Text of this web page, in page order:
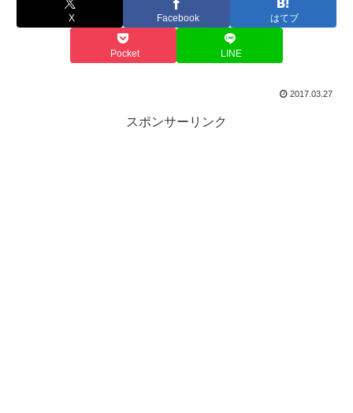
X Facebook はてブ
Pocket LINE
2017.03.27
スポンサーリンク